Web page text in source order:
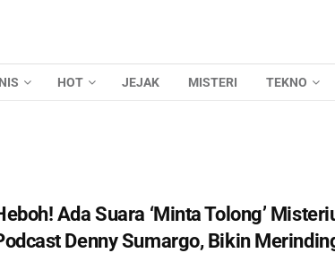
HOT JEJAK MISTERI TEKNO
Ada Suara ‘Minta Tolong’
Denny Sumargo, Bikin